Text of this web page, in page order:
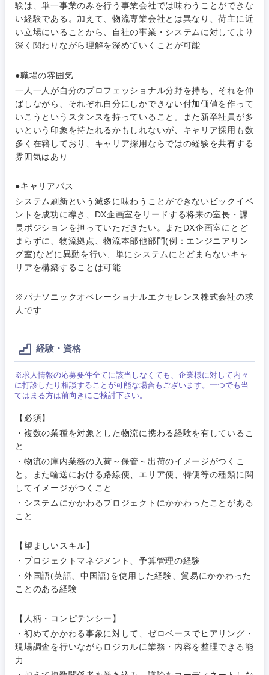
験は、単一事業のみを行う事業会社では味わうことができな
い経験である。加えて、物流専業会社とは異なり、荷主に近
い立場にいることから、自社の事業・システムに対してより
深く関わりながら理解を深めていくことが可能
●職場の雰囲気
一人一人が自分のプロフェッショナル分野を持ち、それを伸
ばしながら、それぞれ自分にしかできない付加価値を作って
いこうというスタンスを持っていること。また新卒社員が多
いという印象を持たれるかもしれないが、キャリア採用も数
多く在籍しており、キャリア採用ならではの経験を共有する
雰囲気はあり
●キャリアパス
システム刷新という滅多に味わうことができないビックイベ
ントを成功に導き、DX企画室をリードする将来の室長・課
長ポジションを担っていただきたい。またDX企画室にとど
まらずに、物流拠点、物流本部他部門(例：エンジニアリン
グ室)などに異動を行い、単にシステムにとどまらないキャ
リアを構築することは可能
※パナソニックオペレーショナルエクセレンス株式会社の求
人です
経験・資格
※求人情報の応募要件全てに該当しなくても、企業様に対して内々
に打診したり相談することが可能な場合もございます。一つでも当
てはまる方は前向きにご検討下さい。
【必須】
・複数の業種を対象とした物流に携わる経験を有しているこ
と
・物流の庫内業務の入荷～保管～出荷のイメージがつくこ
と。また輸送における路線便、エリア便、特便等の種類に関
してイメージがつくこと
・システムにかかわるプロジェクトにかかわったことがある
こと
【望ましいスキル】
・プロジェクトマネジメント、予算管理の経験
・外国語(英語、中国語)を使用した経験、貿易にかかわった
ことのある経験
【人柄・コンピテンシー】
・初めてかかわる事象に対して、ゼロベースでヒアリング・
現場調査を行いながらロジカルに業務・内容を整理できる能
力
神奈川県
新潟県
石川県
山梨県